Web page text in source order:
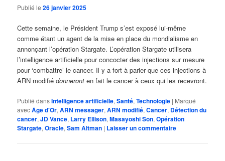
Publié le26 janvier 2025
Cette semaine, le Président Trump s’est exposé lui-même
comme étant un agent de la mise en place du mondialisme en
annonçant l’opération Stargate. L’opération Stargate utilisera
l’intelligence artificielle pour concocter des injections sur mesure
pour ‘combattre’ le cancer. Il y a fort à parier que ces injections à
ARN modifiédonneront en fait le cancer à ceux qui les recevront.
Publié dansIntelligence artificielle,Santé,Technologie | Marqué
avecÂge d'Or,ARN messager,ARN modifié,Cancer, Détection du
cancer,JD Vance, Larry Ellison,Masayoshi Son,Opération
Stargate,Oracle,Sam Altman | Laisser un commentaire